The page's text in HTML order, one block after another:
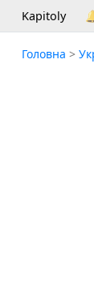
Kapitoly
Головна >